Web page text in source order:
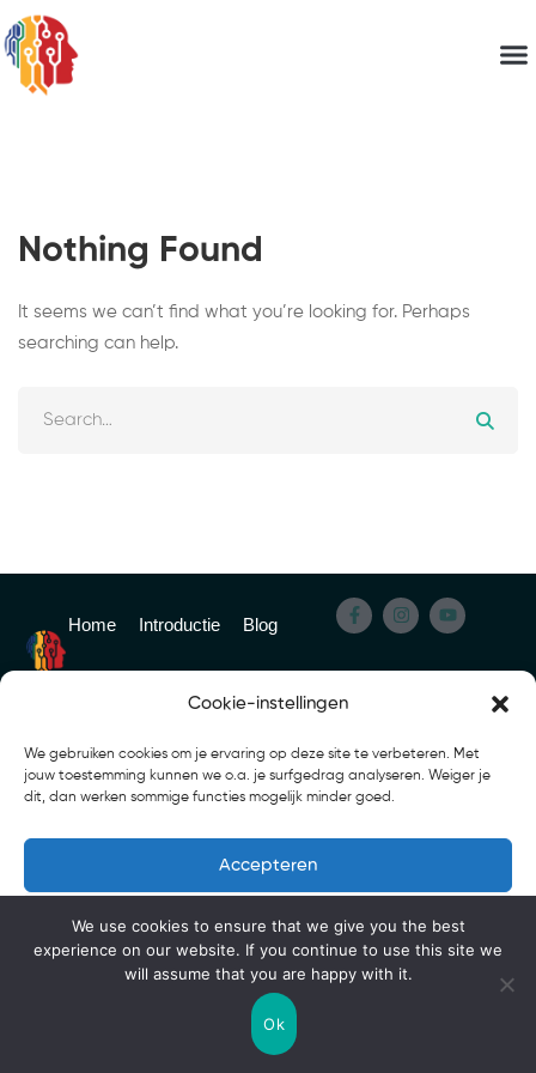
Cookie-instellingen
We gebruiken cookies om je ervaring op deze site te verbeteren. Met
jouw toestemming kunnen we o.a. je surfgedrag analyseren. Weiger je
dit, dan werken sommige functies mogelijk minder goed.
Accepteren
Weigeren
Voorkeuren bekijken
Cookie Policy
Privacy Policy
Nothing Found
It seems we can’t find what you’re looking for. Perhaps
searching can help.
Home Introductie Blog
© 2025 – 2026 DeGedragscoach. All Rights
Reserved
Privacy
policy
We use cookies to ensure that we give you the best
experience on our website. If you continue to use this site we
will assume that you are happy with it.
Ok